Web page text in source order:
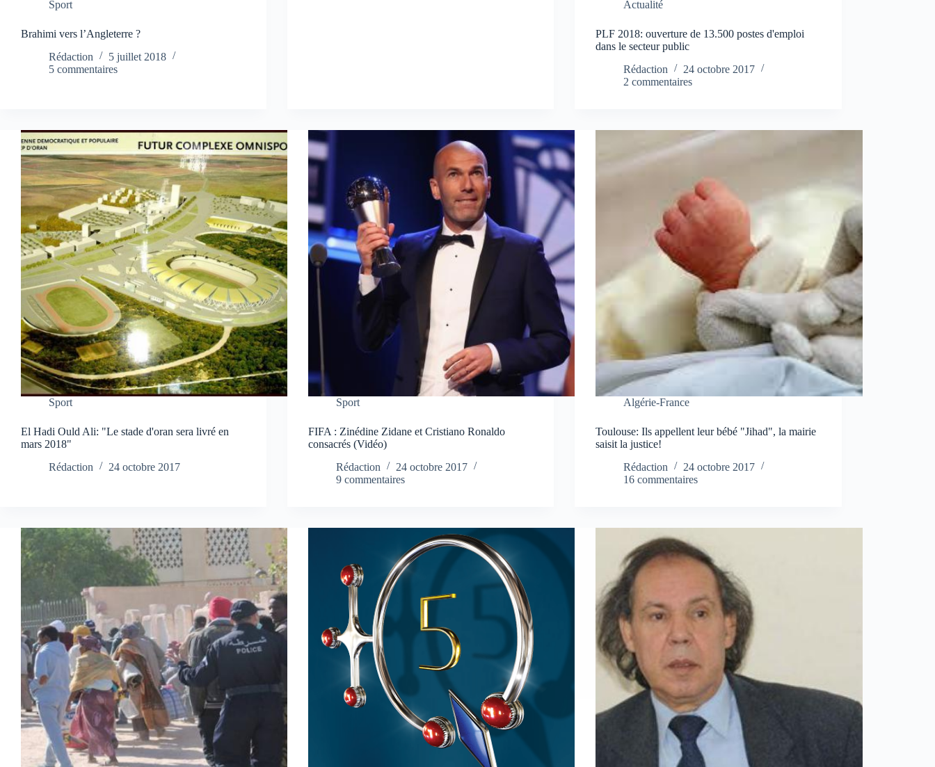
Sport
Brahimi vers l’Angleterre ?
Rédaction
5 juillet 2018
5 commentaires
Actualité
PLF 2018: ouverture de 13.500 postes d'emploi
dans le secteur public
Rédaction
24 octobre 2017
2 commentaires
Sport
El Hadi Ould Ali: "Le stade d'oran sera livré en
mars 2018"
Rédaction
24 octobre 2017
Sport
FIFA : Zinédine Zidane et Cristiano Ronaldo
consacrés (Vidéo)
Rédaction
24 octobre 2017
9 commentaires
Algérie-France
Toulouse: Ils appellent leur bébé "Jihad", la mairie
saisit la justice!
Rédaction
24 octobre 2017
16 commentaires